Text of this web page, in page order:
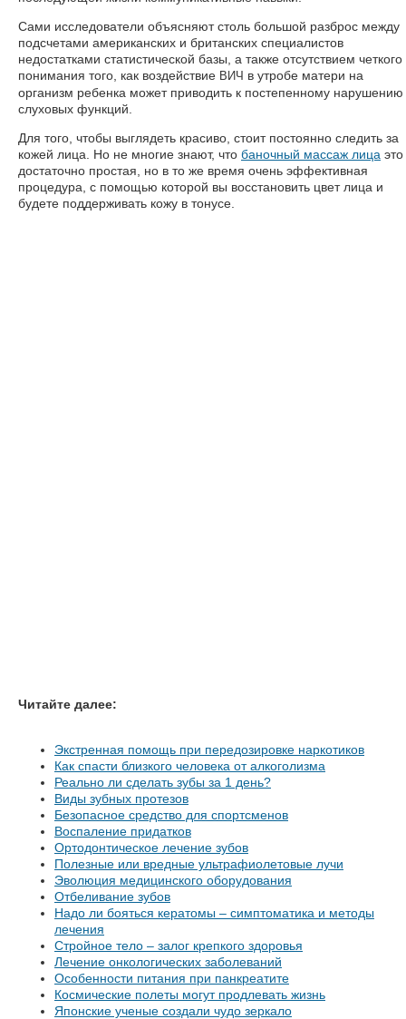
Сами исследователи объясняют столь большой разброс между
подсчетами американских и британских специалистов
недостатками статистической базы, а также отсутствием четкого
понимания того, как воздействие ВИЧ в утробе матери на
организм ребенка может приводить к постепенному нарушению
слуховых функций.
Для того, чтобы выглядеть красиво, стоит постоянно следить за
кожей лица. Но не многие знают, что баночный массаж лица это
достаточно простая, но в то же время очень эффективная
процедура, с помощью которой вы восстановить цвет лица и
будете поддерживать кожу в тонусе.
Читайте далее:
Экстренная помощь при передозировке наркотиков
Как спасти близкого человека от алкоголизма
Реально ли сделать зубы за 1 день?
Виды зубных протезов
Безопасное средство для спортсменов
Воспаление придатков
Ортодонтическое лечение зубов
Полезные или вредные ультрафиолетовые лучи
Эволюция медицинского оборудования
Отбеливание зубов
Надо ли бояться кератомы – симптоматика и методы
лечения
Стройное тело – залог крепкого здоровья
Лечение онкологических заболеваний
Особенности питания при панкреатите
Космические полеты могут продлевать жизнь
Японские ученые создали чудо зеркало